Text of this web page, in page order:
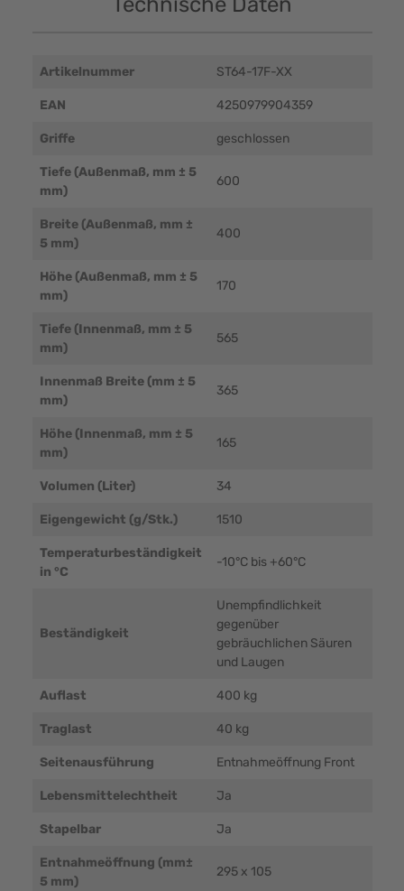
Artikelnummer ST64-17F-XX
EAN 4250979904359
Griffe geschlossen
Tiefe (Außenmaß, mm ± 5
mm)
600
Breite (Außenmaß, mm ±
5 mm)
400
Höhe (Außenmaß, mm ± 5
mm)
170
Tiefe (Innenmaß, mm ± 5
mm)
565
Innenmaß Breite (mm ± 5
mm)
365
Höhe (Innenmaß, mm ± 5
mm)
165
Volumen (Liter) 34
Eigengewicht (g/Stk.) 1510
Temperaturbeständigkeit
in °C
-10°C bis +60°C
Beständigkeit
Unempfindlichkeit
gegenüber
gebräuchlichen Säuren
und Laugen
Auflast 400 kg
Traglast 40 kg
Seitenausführung Entnahmeöffnung Front
Lebensmittelechtheit Ja
Stapelbar Ja
Entnahmeöffnung (mm±
5 mm)
295 x 105